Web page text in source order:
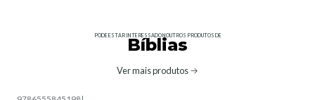
PODE ESTAR INTERESSADO NOUTROS PRODUTOS DE
Bíblias
Ver mais produtos